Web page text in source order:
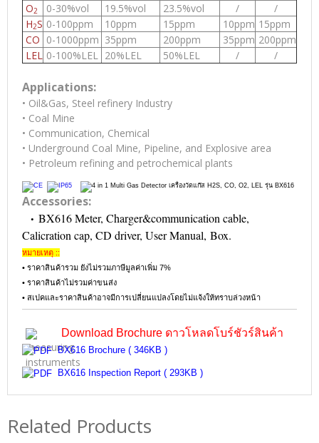
O2 0-30%vol 19.5%vol 23.5%vol /
/
H2S 0-100ppm 10ppm 15ppm 10ppm 15ppm
CO 0-1000ppm 35ppm 200ppm 35ppm 200ppm
LEL 0-100%LEL 20%LEL 50%LEL / /
Applications:
• Oil&Gas, Steel refinery Industry
• Coal Mine
• Communication, Chemical
• Underground Coal Mine, Pipeline, and Explosive area
• Petroleum refining and petrochemical plants
Accessories:
• BX616 Meter, Charger&communication cable,
Calicration cap, CD driver, User Manual, Box.
หมายเหตุ ::
• ราคาสินค้ารวม ยังไม่รวมภาษีมูลค่าเพิ่ม 7%
• ราคาสินค้าไม่รวมค่าขนส่ง
• สเปคและราคาสินค้าอาจมีการเปลี่ยนแปลงโดยไม่แจ้งให้ทราบล่วงหน้า
Download Brochure ดาวโหลดโบร์ชัวร์สินค้า
BX616 Brochure ( 346KB )
BX616 Inspection Report ( 293KB )
Related Products